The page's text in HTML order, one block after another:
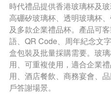
時代禮品提供香港玻璃杯及
高硼矽玻璃杯、透明玻璃杯
及多款企業禮品杯。產品可
語、QR Code、周年紀念文
盒包裝及批量採購需要。玻
用、可重複使用，適合企業
用、酒店餐飲、商務宴會、
戶答謝場景。